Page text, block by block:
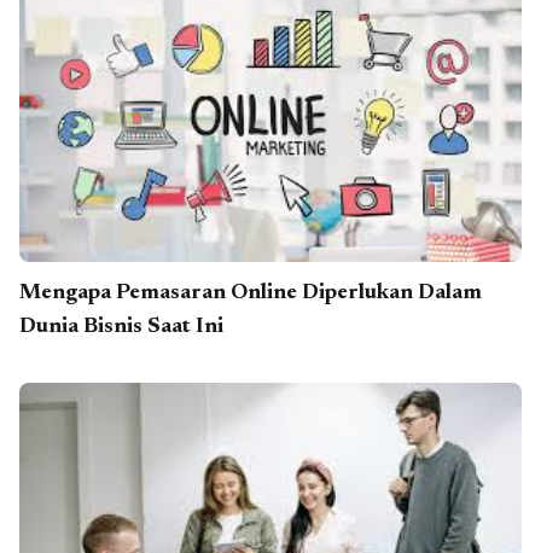
Mengapa Pemasaran Online Diperlukan Dalam
Dunia Bisnis Saat Ini